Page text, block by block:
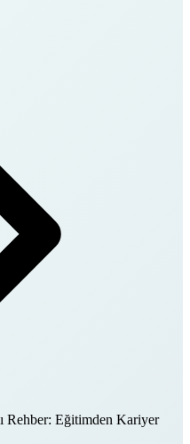
Rehber: Eğitimden Kariyer